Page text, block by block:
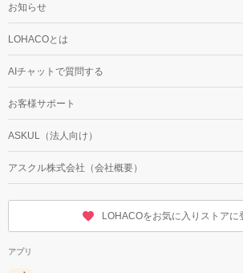
お知らせ
LOHACOとは
AIチャットで質問する
お客様サポート
ASKUL（法人向け）
アスクル株式会社（会社概要）
LOHACOをお気に入りストアに
アプリ